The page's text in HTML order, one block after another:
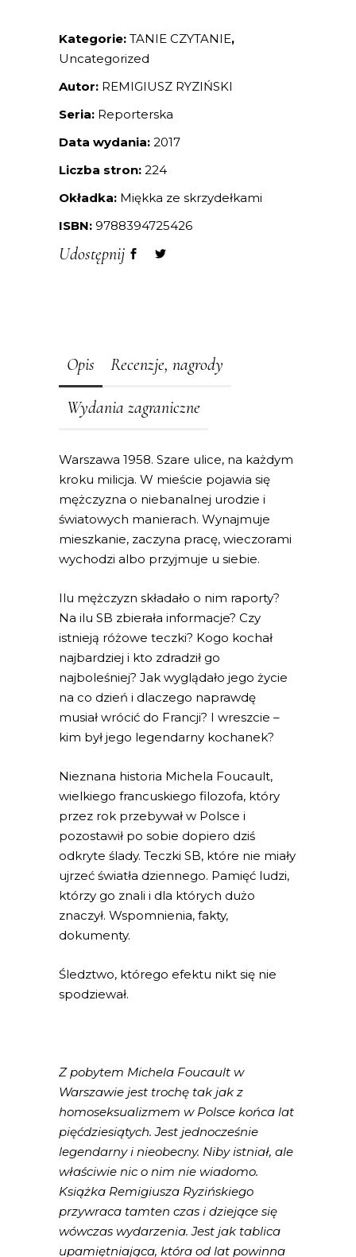
Kategorie: TANIE CZYTANIE,
Uncategorized
Autor: REMIGIUSZ RYZIŃSKI
Seria: Reporterska
Data wydania: 2017
Liczba stron: 224
Okładka: Miękka ze skrzydełkami
ISBN: 9788394725426
Udostępnij
Opis Recenzje, nagrody
Wydania zagraniczne
Warszawa 1958. Szare ulice, na każdym
kroku milicja. W mieście pojawia się
mężczyzna o niebanalnej urodzie i
światowych manierach. Wynajmuje
mieszkanie, zaczyna pracę, wieczorami
wychodzi albo przyjmuje u siebie.
Ilu mężczyzn składało o nim raporty?
Na ilu SB zbierała informacje? Czy
istnieją różowe teczki? Kogo kochał
najbardziej i kto zdradził go
najboleśniej? Jak wyglądało jego życie
na co dzień i dlaczego naprawdę
musiał wrócić do Francji? I wreszcie –
kim był jego legendarny kochanek?
Nieznana historia Michela Foucault,
wielkiego francuskiego filozofa, który
przez rok przebywał w Polsce i
pozostawił po sobie dopiero dziś
odkryte ślady. Teczki SB, które nie miały
ujrzeć światła dziennego. Pamięć ludzi,
którzy go znali i dla których dużo
znaczył. Wspomnienia, fakty,
dokumenty.
Śledztwo, którego efektu nikt się nie
spodziewał.
Z pobytem Michela Foucault w
Warszawie jest trochę tak jak z
homoseksualizmem w Polsce końca lat
pięćdziesiątych. Jest jednocześnie
legendarny i nieobecny. Niby istniał, ale
właściwie nic o nim nie wiadomo.
Książka Remigiusza Ryzińskiego
przywraca tamten czas i dziejące się
wówczas wydarzenia. Jest jak tablica
upamiętniająca, która od lat powinna